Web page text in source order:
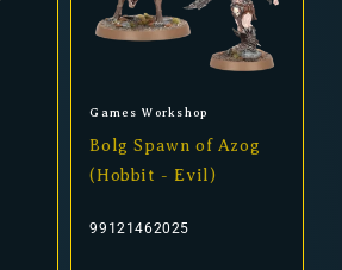
Anbieter:
Games Workshop
Bolg Spawn of Azog
(Hobbit - Evil)
99121462025